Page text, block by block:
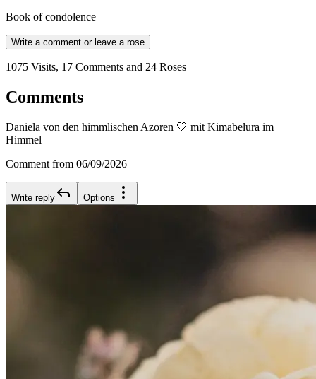
Book of condolence
Write a comment or leave a rose
1075 Visits, 17 Comments and 24 Roses
Comments
Daniela von den himmlischen Azoren 🤍 mit Kimabelura im
Himmel
Comment from 06/09/2026
Write reply Options